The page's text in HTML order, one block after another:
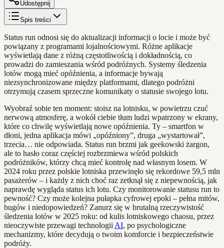
Udostępnij
Spis treści
Status run odnosi się do aktualizacji informacji o locie i może być
powiązany z programami lojalnościowymi. Różne aplikacje
wyświetlają dane z różną częstotliwością i dokładnością, co
prowadzi do zamieszania wśród podróżnych. Systemy śledzenia
lotów mogą mieć opóźnienia, a informacje bywają
niezsynchronizowane między platformami, dlatego podróżni
otrzymują czasem sprzeczne komunikaty o statusie swojego lotu.
Wyobraź sobie ten moment: stoisz na lotnisku, w powietrzu czuć
nerwową atmosferę, a wokół ciebie tłum ludzi wpatrzony w ekrany,
które co chwilę wyświetlają nowe opóźnienia. Ty – smartfon w
dłoni, jedna aplikacja mówi „opóźniony”, druga „wystartował”,
trzecia… nie odpowiada. Status run brzmi jak geekowski żargon,
ale to hasło coraz częściej rozbrzmiewa wśród polskich
podróżników, którzy chcą mieć kontrolę nad własnym losem. W
2024 roku przez polskie lotniska przewinęło się rekordowe 59,5 mln
pasażerów – i każdy z nich choć raz zetknął się z niepewnością, jak
naprawdę wygląda status ich lotu. Czy monitorowanie statusu run to
pewność? Czy może kolejna pułapka cyfrowej epoki – pełna mitów,
bugów i niedopowiedzeń? Zanurz się w brutalną rzeczywistość
śledzenia lotów w 2025 roku: od kulis lotniskowego chaosu, przez
nieoczywiste przewagi technologii AI, po psychologiczne
mechanizmy, które decydują o twoim komforcie i bezpieczeństwie
podróży.